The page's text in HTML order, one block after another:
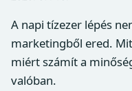
A napi tízezer lépés
marketingből ered.
miért számít a
valóban.